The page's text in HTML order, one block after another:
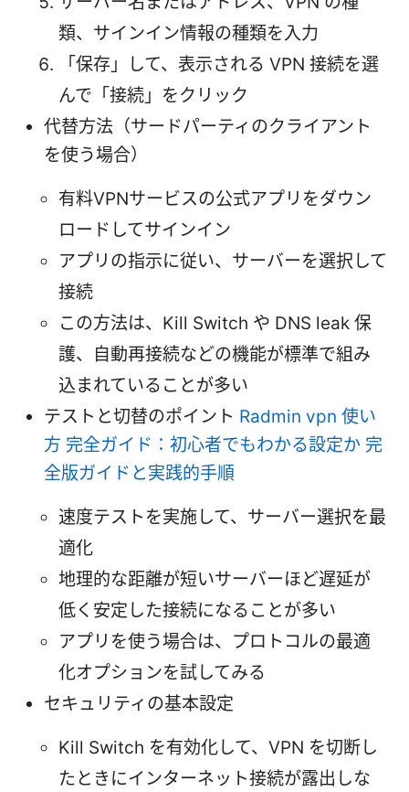
類、サインイン情報の種類を入力
「保存」して、表示される VPN 接続を選
んで「接続」をクリック
代替方法（サードパーティのクライアント
を使う場合）
有料VPNサービスの公式アプリをダウン
ロードしてサインイン
アプリの指示に従い、サーバーを選択して
接続
この方法は、Kill Switch や DNS leak 保
護、自動再接続などの機能が標準で組み
込まれていることが多い
テストと切替のポイント Radmin vpn 使い
方 完全ガイド：初心者でもわかる設定か 完
全版ガイドと実践的手順
速度テストを実施して、サーバー選択を最
適化
地理的な距離が短いサーバーほど遅延が
低く安定した接続になることが多い
アプリを使う場合は、プロトコルの最適
化オプションを試してみる
セキュリティの基本設定
Kill Switch を有効化して、VPN を切断し
たときにインターネット接続が露出しな